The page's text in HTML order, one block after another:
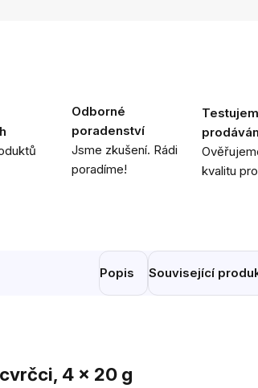
Odborné
poradenství
Jsme zkušení. Rádi
poradíme!
kvalitu
Popis Související
4 x 20 g